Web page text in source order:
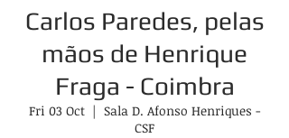
Carlos Paredes, pelas
mãos de Henrique
Fraga - Coimbra
Fri 03 Oct
  |
Sala D. Afonso Henriques -
CSF